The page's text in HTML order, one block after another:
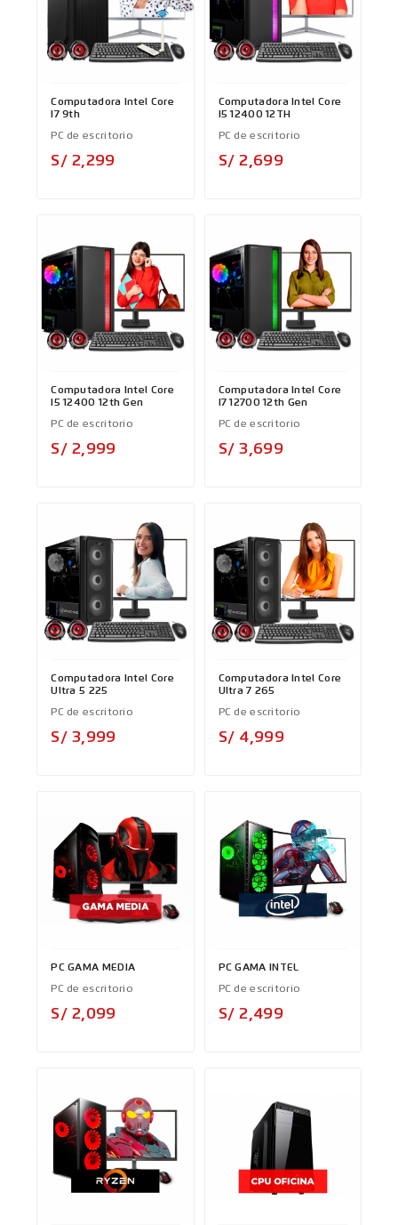
Computadora Intel Core
I7 9th
PC de escritorio
S/ 2,299
Computadora Intel Core
I5 12400 12TH
PC de escritorio
S/ 2,699
Computadora Intel Core
I5 12400 12th Gen
PC de escritorio
S/ 2,999
Computadora Intel Core
I7 12700 12th Gen
PC de escritorio
S/ 3,699
Computadora Intel Core
Ultra 5 225
PC de escritorio
S/ 3,999
Computadora Intel Core
Ultra 7 265
PC de escritorio
S/ 4,999
PC GAMA MEDIA
PC de escritorio
S/ 2,099
PC GAMA INTEL
PC de escritorio
S/ 2,499